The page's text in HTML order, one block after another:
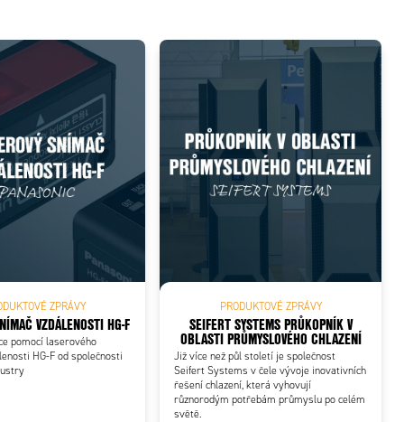
ZPRÁVY
VZDÁLENOSTI HG-F
pomocí laserového
HG-F od společnosti
PRODUKTOVÉ ZPRÁVY
SEIFERT SYSTEMS PRŮKOPNÍK V
OBLASTI PRŮMYSLOVÉHO CHLAZENÍ
Již více než půl století je společnost
Seifert Systems v čele vývoje inovativních
řešení chlazení, která vyhovují
různorodým potřebám průmyslu po celém
světě.